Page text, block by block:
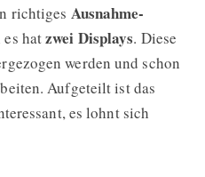
richtiges Ausnahme-
es hatzwei Displays. Diese
werden und schon
Aufgeteilt ist das
es lohnt sich